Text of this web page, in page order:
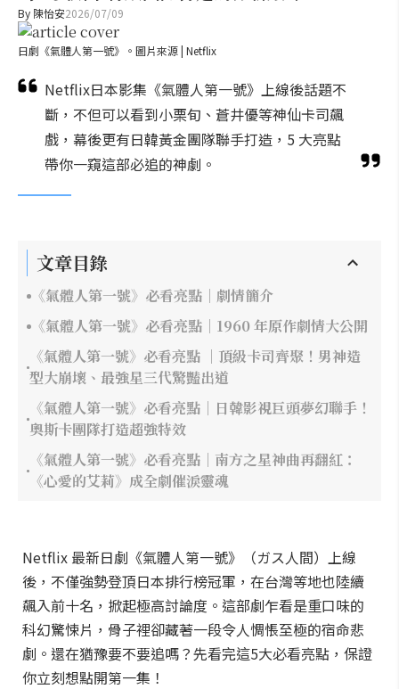
By 陳怡安2026/07/09
日劇《氣體人第一號》。圖片來源 | Netflix
Netflix日本影集《氣體人第一號》上線後話題不
斷，不但可以看到小栗旬、蒼井優等神仙卡司飆
戲，幕後更有日韓黃金團隊聯手打造，5 大亮點
帶你一窺這部必追的神劇。
文章目錄
《氣體人第一號》必看亮點｜劇情簡介
《氣體人第一號》必看亮點｜1960 年原作劇情大公開
《氣體人第一號》必看亮點 ｜頂級卡司齊聚！男神造
型大崩壞、最強星三代驚豔出道
《氣體人第一號》必看亮點｜日韓影視巨頭夢幻聯手！
奧斯卡團隊打造超強特效
《氣體人第一號》必看亮點｜南方之星神曲再翻紅：
《心愛的艾莉》成全劇催淚靈魂
Netflix 最新日劇《氣體人第一號》（ガス人間）上線
後，不僅強勢登頂日本排行榜冠軍，在台灣等地也陸續
飆入前十名，掀起極高討論度。這部劇乍看是重口味的
科幻驚悚片，骨子裡卻藏著一段令人惆悵至極的宿命悲
劇。還在猶豫要不要追嗎？先看完這5大必看亮點，保證
你立刻想點開第一集！